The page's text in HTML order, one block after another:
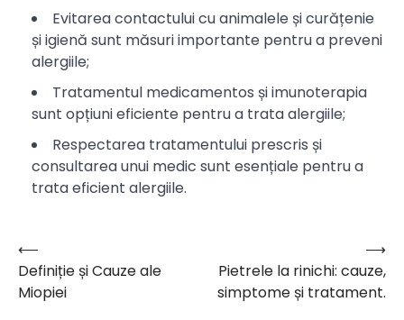
Evitarea contactului cu animalele și curățenie
și igienă sunt măsuri importante pentru a preveni
alergiile;
Tratamentul medicamentos și imunoterapia
sunt opțiuni eficiente pentru a trata alergiile;
Respectarea tratamentului prescris și
consultarea unui medic sunt esențiale pentru a
trata eficient alergiile.
Navigare
în
articole
⟵
Definiție și Cauze ale
Miopiei
Pietrele la rinichi: cauze,
simptome și tratament.
⟶